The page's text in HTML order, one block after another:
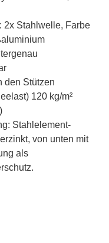
2x Stahlwelle, Farbe
den Stützen
120 kg/m²
Stahlelement-
von unten mit
als